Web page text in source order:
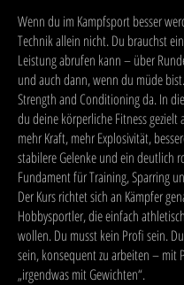
Wenn du im Kampfsport besser
Technik allein nicht. Du brauchst
Leistung abrufen kann – über
und auch dann, wenn du müde
Strength and Conditioning da. In
du deine körperliche Fitness gezielt
mehr Kraft, mehr Explosivität,
stabilere Gelenke und ein deutlich
Fundament für Training, Sparring
Der Kurs richtet sich an Kämpfer
Hobbysportler, die einfach
wollen. Du musst kein Profi sein.
sein, konsequent zu arbeiten – mit
„irgendwas mit Gewichten“.